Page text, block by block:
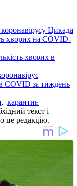
Цикада
хворих на COVID-
хворих в
COVID за тиждень
, карантин
текст і
це редакцію.